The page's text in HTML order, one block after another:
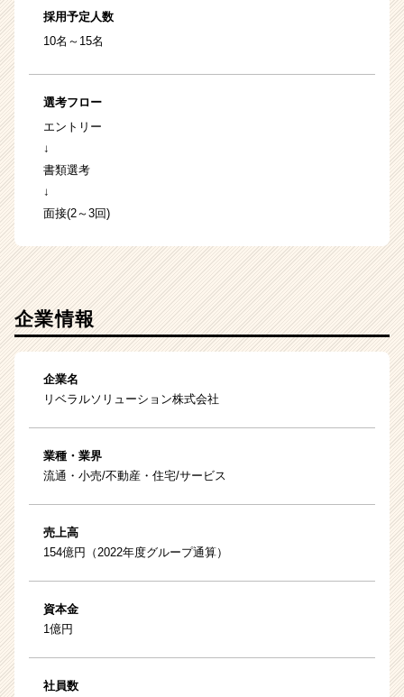
採用予定人数
10名～15名
選考フロー
エントリー
↓
書類選考
↓
面接(2～3回)
企業情報
企業名
リベラルソリューション株式会社
業種・業界
流通・小売/不動産・住宅/サービス
売上高
154億円（2022年度グループ通算）
資本金
1億円
社員数